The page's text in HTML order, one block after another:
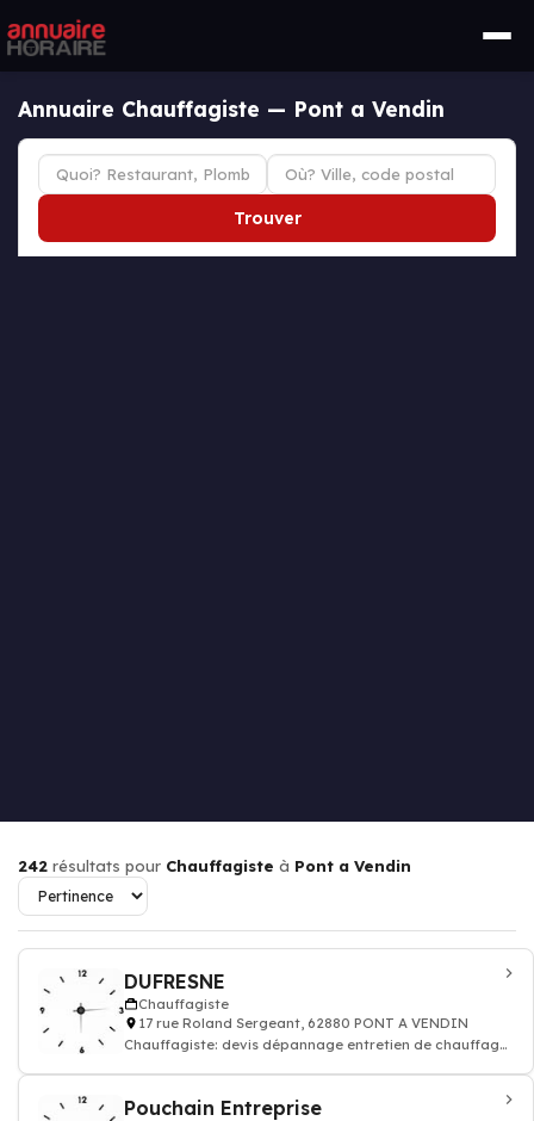
Annuaire Chauffagiste — Pont a Vendin
Trouver
242 résultats pour Chauffagiste à Pont a Vendin
DUFRESNE
Chauffagiste
17 rue Roland Sergeant, 62880 PONT A VENDIN
Chauffagiste: devis dépannage entretien de chauffage,
Pouchain Entreprise